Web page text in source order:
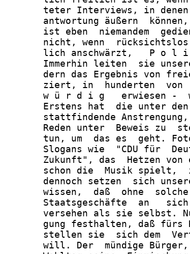
teter Interviews, in
antwortung äußern
ist eben  niemandem
nicht, wenn
lich anschwärzt,   P o l
Immerhin leiten  sie
dern das Ergebnis von
ziert, in  hunderten  von
w ü r d i g   erwiesen -
Erstens hat  die unter
stattfindende
Reden unter  Beweis zu
tun, um  das es  geht.
Slogans wie  "CDU für
Zukunft", das  Hetzen von
schon die  Musik spielt,
dennoch setzen  sich
wissen,  daß  ohne
Staatsgeschäfte  an
versehen als sie selbst.
gung festhalten, daß fürs
stellen sie  sich dem
will. Der  mündige